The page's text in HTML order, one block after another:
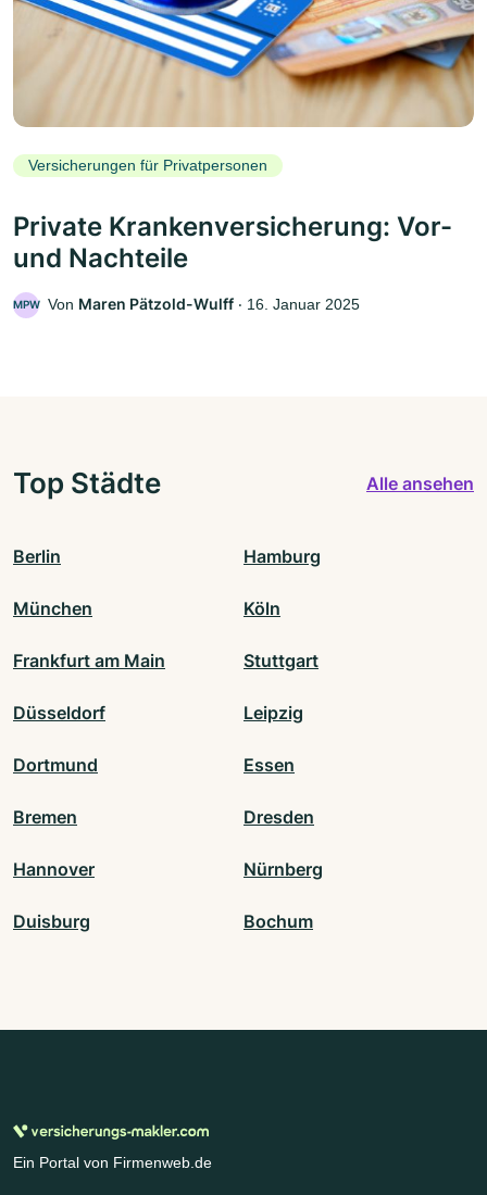
Versicherungen für Privatpersonen
Private Krankenversicherung: Vor-
und Nachteile
MPW Von Maren Pätzold-Wulff ‧ 16. Januar 2025
Top Städte Alle ansehen
Berlin Hamburg
München Köln
Frankfurt am Main Stuttgart
Düsseldorf Leipzig
Dortmund Essen
Bremen Dresden
Hannover Nürnberg
Duisburg Bochum
Ein Portal von Firmenweb.de